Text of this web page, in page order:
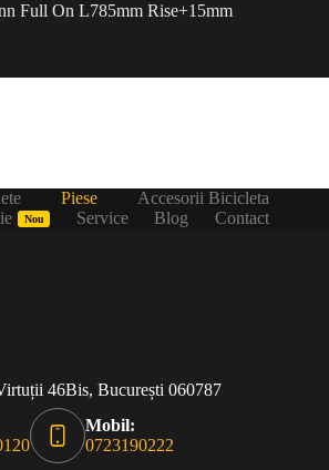
Full On L785mm Rise+15mm
Piese
Accesorii Bicicleta
Nou Service Blog
Contact
46Bis, București 060787
Mobil:
0723190222